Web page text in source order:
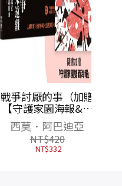
戰爭討厭的事（加贈
【守護家園海報&吳
宜蓉╳諶淑婷精彩導
讀】）
西莫．阿巴迪亞
NT$420
NT$332